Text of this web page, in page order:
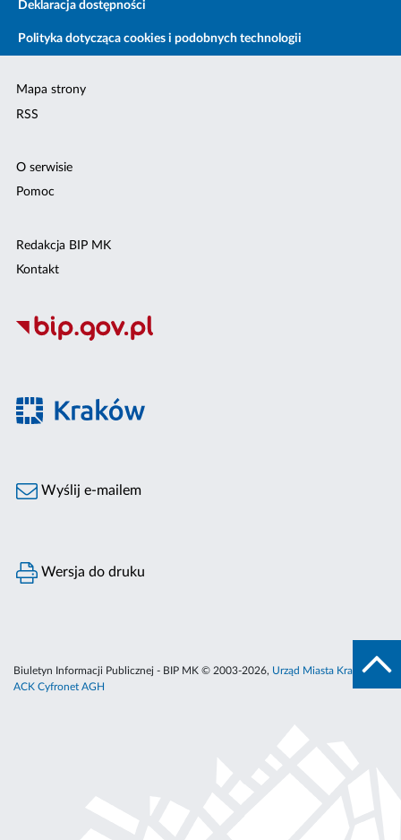
Deklaracja dostępności
Polityka dotycząca cookies i podobnych technologii
Mapa strony
RSS
O serwisie
Pomoc
Redakcja BIP MK
Kontakt
Wyślij e-mailem
Wersja do druku
Biuletyn Informacji Publicznej - BIP MK © 2003-2026, Urząd Miasta Krakowa
ACK Cyfronet AGH